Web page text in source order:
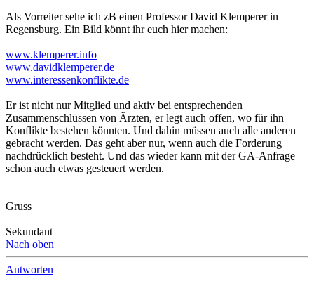
Als Vorreiter sehe ich zB einen Professor David Klemperer in
Regensburg. Ein Bild könnt ihr euch hier machen:
www.klemperer.info
www.davidklemperer.de
www.interessenkonflikte.de
Er ist nicht nur Mitglied und aktiv bei entsprechenden
Zusammenschlüssen von Ärzten, er legt auch offen, wo für ihn
Konflikte bestehen könnten. Und dahin müssen auch alle anderen
gebracht werden. Das geht aber nur, wenn auch die Forderung
nachdrücklich besteht. Und das wieder kann mit der GA-Anfrage
schon auch etwas gesteuert werden.
Gruss
Sekundant
Nach oben
Antworten